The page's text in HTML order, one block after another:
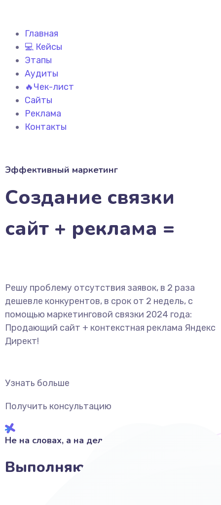
Главная
💻 Кейсы
Этапы
Аудиты
🔥Чек-лист
Сайты
Реклама
Контакты
Эффективный маркетинг
Создание связки
сайт + реклама =
Решу проблему отсутствия заявок, в 2 раза
дешевле конкурентов, в срок от 2 недель, с
помощью маркетинговой связки 2024 года:
Продающий сайт + контекстная реклама Яндекс
Директ!
Узнать больше
Получить консультацию
Не на словах, а на деле!
Выполняю своими руками: